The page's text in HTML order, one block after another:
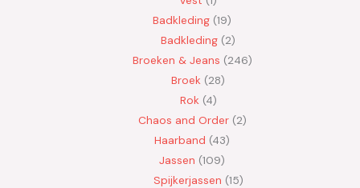
Badkleding 19
Badkleding 2
Broeken & Jeans 246
Broek 28
Rok 4
Chaos and Order 2
Haarband 43
Jassen 109
Spijkerjassen 15